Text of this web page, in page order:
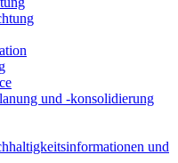
und -konsolidierung
und